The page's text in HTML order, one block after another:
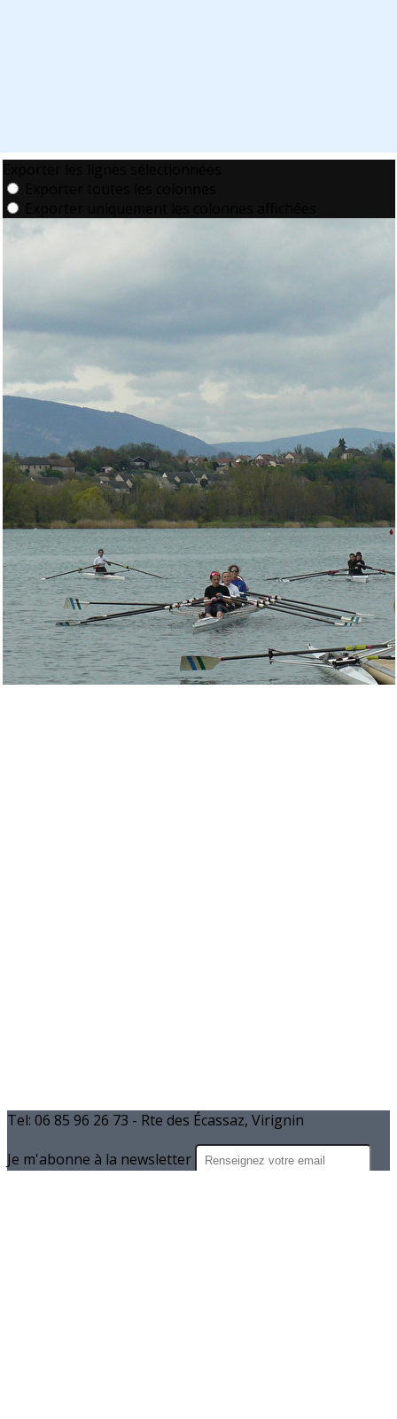
Tel: 06 85 96 26 73 - Rte des Écassaz, Virignin
Je m'abonne à la newsletter